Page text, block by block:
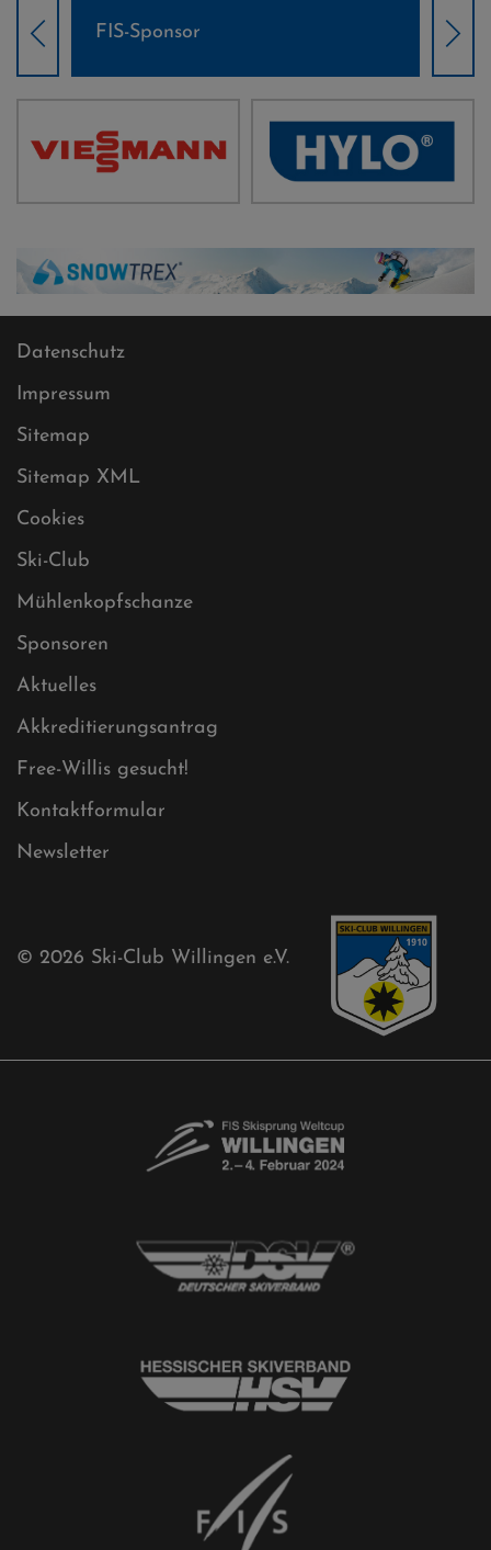
Weltcup-Sponsoren Damen